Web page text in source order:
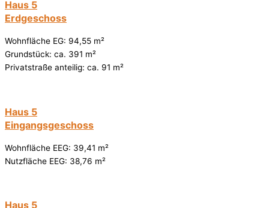
Haus 5
Erdgeschoss
Wohnfläche EG: 94,55 m²
Grundstück: ca. 391 m²
Privatstraße anteilig: ca. 91 m²
Haus 5
Eingangsgeschoss
Wohnfläche EEG: 39,41 m²
Nutzfläche EEG: 38,76 m²
Haus 5